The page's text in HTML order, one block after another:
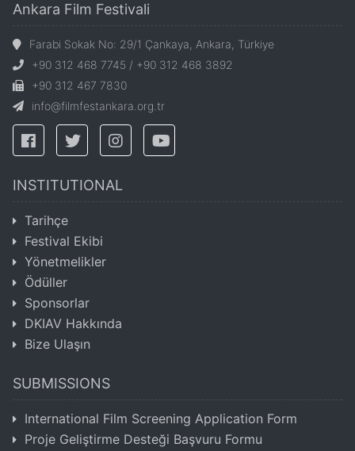
Ankara Film Festivali
Farabi Sokak No: 29/1 Çankaya, Ankara, Türkiye
+90 312 468 7745 / +90 312 468 3892
+90 312 467 7830
info@filmfestankara.org.tr
INSTITUTIONAL
Tarihçe
Festival Ekibi
Yönetmelikler
Ödüller
Sponsorlar
DKIAV Hakkında
Bize Ulaşın
SUBMISSIONS
International Film Screening Application Form
Proje Geliştirme Desteği Başvuru Formu